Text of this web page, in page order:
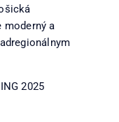
moderný a
2025